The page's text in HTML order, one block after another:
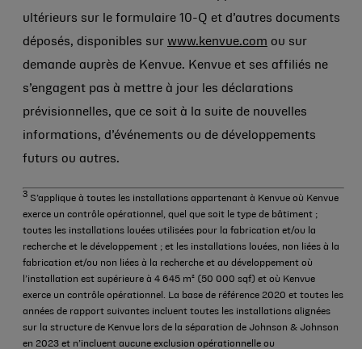
ultérieurs sur le formulaire 10-Q et d’autres documents
déposés, disponibles sur www.kenvue.com ou sur
demande auprès de Kenvue. Kenvue et ses affiliés ne
s’engagent pas à mettre à jour les déclarations
prévisionnelles, que ce soit à la suite de nouvelles
informations, d’événements ou de développements
futurs ou autres.
3 S’applique à toutes les installations appartenant à Kenvue où Kenvue
exerce un contrôle opérationnel, quel que soit le type de bâtiment ;
toutes les installations louées utilisées pour la fabrication et/ou la
recherche et le développement ; et les installations louées, non liées à la
fabrication et/ou non liées à la recherche et au développement où
l’installation est supérieure à 4 645 m² (50 000 sqf) et où Kenvue
exerce un contrôle opérationnel. La base de référence 2020 et toutes les
années de rapport suivantes incluent toutes les installations alignées
sur la structure de Kenvue lors de la séparation de Johnson & Johnson
en 2023 et n’incluent aucune exclusion opérationnelle ou